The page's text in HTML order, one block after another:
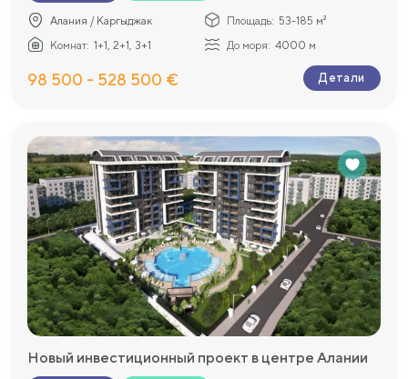
Алания / Каргыджак Площадь: 53-185 м²
Комнат: 1+1, 2+1, 3+1 До моря: 4000 м
98 500 - 528 500 € Детали
Новый инвестиционный проект в центре Алании